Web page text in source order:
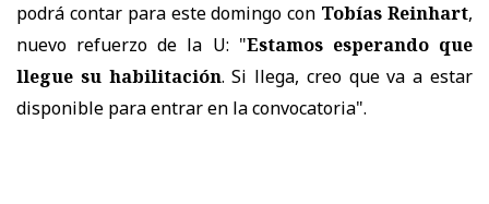
podrá contar para este domingo con Tobías Reinhart,
nuevo refuerzo de la U: "Estamos esperando que
llegue su habilitación. Si llega, creo que va a estar
disponible para entrar en la convocatoria".